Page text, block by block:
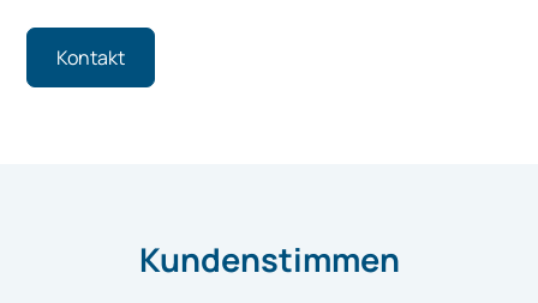
Kontakt
Kundenstimmen